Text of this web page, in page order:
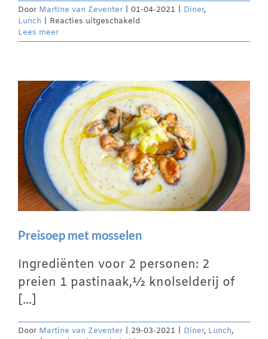
Door Martine van Zeventer 01-04-2021 Diner,
Lunch
Reacties uitgeschakeldvoor
met
Lees meer
Preisoep met mosselen
Ingrediënten voor 2 personen: 2
preien 1 pastinaak,½ knolselderij of
[...]
Door Martine van Zeventer 29-03-2021 Diner, Lunch,